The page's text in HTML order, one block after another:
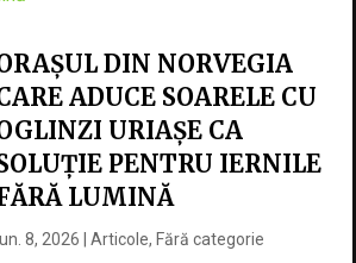
DIN NORVEGIA
ADUCE SOARELE CU
URIAȘE CA
PENTRU IERNILE
LUMINĂ
8, 2026 | Articole, Fără categorie